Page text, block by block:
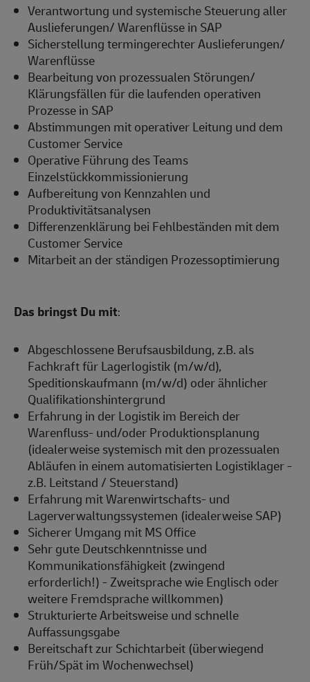
Verantwortung und systemische Steuerung aller
Auslieferungen/ Warenflüsse in SAP
Sicherstellung termingerechter Auslieferungen/
Warenflüsse
Bearbeitung von prozessualen Störungen/
Klärungsfällen für die laufenden operativen
Prozesse in SAP
Abstimmungen mit operativer Leitung und dem
Customer Service
Operative Führung des Teams
Einzelstückkommissionierung
Aufbereitung von Kennzahlen und
Produktivitätsanalysen
Differenzenklärung bei Fehlbeständen mit dem
Customer Service
Mitarbeit an der ständigen Prozessoptimierung
Das bringst Du mit:
Abgeschlossene Berufsausbildung, z.B. als
Fachkraft für Lagerlogistik (m/w/d),
Speditionskaufmann (m/w/d) oder ähnlicher
Qualifikationshintergrund
Erfahrung in der Logistik im Bereich der
Warenfluss- und/oder Produktionsplanung
(idealerweise systemisch mit den prozessualen
Abläufen in einem automatisierten Logistiklager -
z.B. Leitstand / Steuerstand)
Erfahrung mit Warenwirtschafts- und
Lagerverwaltungssystemen (idealerweise SAP)
Sicherer Umgang mit MS Office
Sehr gute Deutschkenntnisse und
Kommunikationsfähigkeit (zwingend
erforderlich!) - Zweitsprache wie Englisch oder
weitere Fremdsprache willkommen)
Strukturierte Arbeitsweise und schnelle
Auffassungsgabe
Bereitschaft zur Schichtarbeit (überwiegend
Früh/Spät im Wochenwechsel)